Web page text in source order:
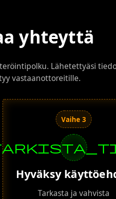
yhteyttä
Lähetettyäsi
vastaanottoreitille.
Vaihe 3
Hyväksy
Tarkasta ja vahvista